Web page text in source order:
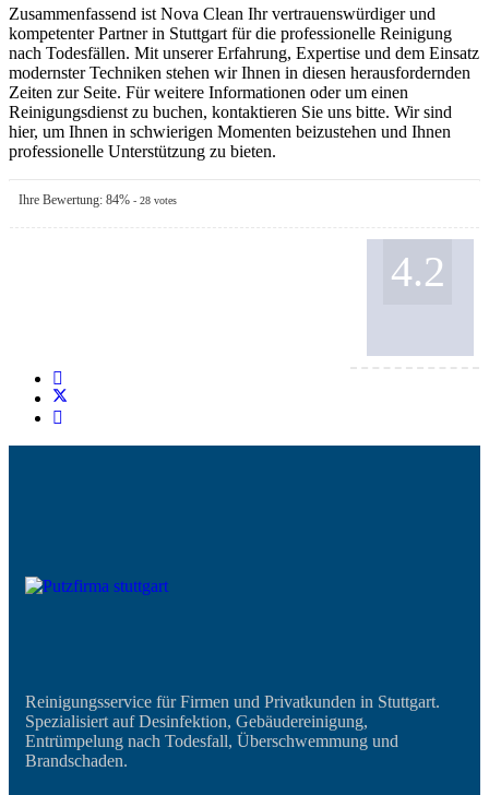
Zusammenfassend ist Nova Clean Ihr vertrauenswürdiger und
kompetenter Partner in Stuttgart für die professionelle Reinigung
nach Todesfällen. Mit unserer Erfahrung, Expertise und dem Einsatz
modernster Techniken stehen wir Ihnen in diesen herausfordernden
Zeiten zur Seite. Für weitere Informationen oder um einen
Reinigungsdienst zu buchen, kontaktieren Sie uns bitte. Wir sind
hier, um Ihnen in schwierigen Momenten beizustehen und Ihnen
professionelle Unterstützung zu bieten.
Ihre Bewertung: 84% - 28 votes
4.2
Reinigungsservice für Firmen und Privatkunden in Stuttgart.
Spezialisiert auf Desinfektion, Gebäudereinigung,
Entrümpelung nach Todesfall, Überschwemmung und
Brandschaden.